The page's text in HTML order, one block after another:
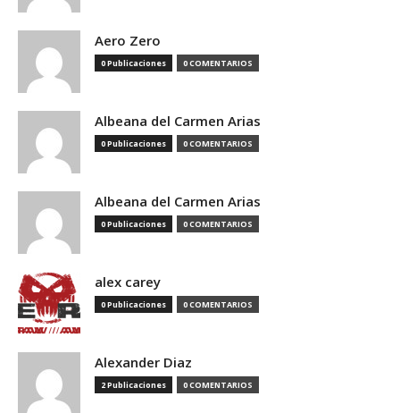
Aero Zero
0 Publicaciones 0 COMENTARIOS
Albeana del Carmen Arias
0 Publicaciones 0 COMENTARIOS
Albeana del Carmen Arias
0 Publicaciones 0 COMENTARIOS
alex carey
0 Publicaciones 0 COMENTARIOS
Alexander Diaz
2 Publicaciones 0 COMENTARIOS